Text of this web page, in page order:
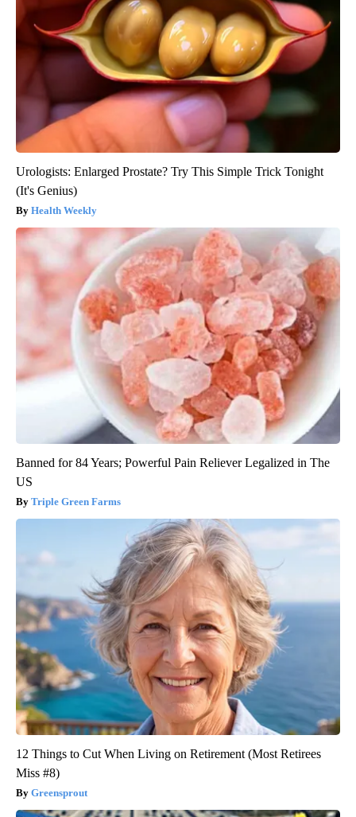
Urologists: Enlarged Prostate? Try This Simple Trick Tonight
(It's Genius)
Health Weekly
Banned for 84 Years; Powerful Pain Reliever Legalized in The
US
Triple Green Farms
12 Things to Cut When Living on Retirement (Most Retirees
Miss #8)
Greensprout